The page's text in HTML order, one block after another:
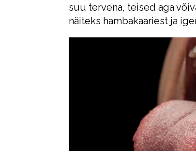
suu tervena, teised aga
näiteks hambakaariest ja